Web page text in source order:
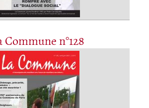
Commune n°128